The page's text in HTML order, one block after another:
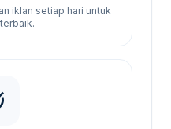
iklan setiap hari untuk